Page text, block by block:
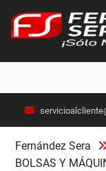
Fernández Sera
BOLSAS Y